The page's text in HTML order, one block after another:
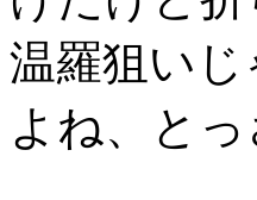
温羅狙い
よね、と